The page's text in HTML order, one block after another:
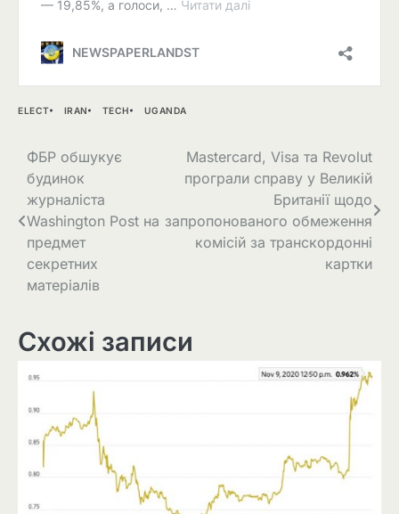
ELECT IRAN TECH UGANDA
Навігація
записів
ФБР обшукує
будинок
журналіста
Washington Post на
предмет
секретних
матеріалів
Mastercard, Visa та Revolut
програли справу у Великій
Британії щодо
запропонованого обмеження
комісій за транскордонні
картки
Схожі записи